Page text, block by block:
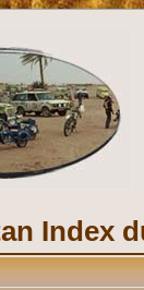
Index